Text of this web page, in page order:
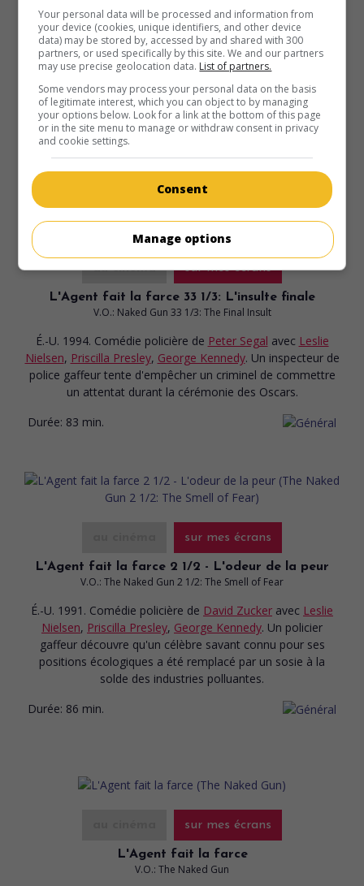
L'École, c'est secondaire
V.O.: High School High
É.-U. 1996. Comédie satiriquede Hart Bochner
Lovitz,Tia Carrere,Louise Fletcher. Habitué à
l'enseignement privé, un professeur débarque dans une
école publique fréquentée par toutes sortes de délinquants.
au cinéma sur mes écrans
L'Agent fait la farce 33 1/3: L'insulte finale
V.O.: Naked Gun 33 1/3: The Final Insult
É.-U. 1994. Comédie policière de Peter Segal avec Leslie
Nielsen, Priscilla Presley, George Kennedy. Un inspecteur de
police gaffeur tente d'empêcher un criminel de commettre
un attentat durant la cérémonie des Oscars.
Durée: 83 min.
sur mes écrans
L'Agent fait la farce 2 1/2 - L'odeur de la peur
V.O.: The Naked Gun 2 1/2: The Smell of Fear
É.-U. 1991. Comédie policière de David Zucker avec Leslie
Nielsen, Priscilla Presley, George Kennedy. Un policier
gaffeur découvre qu'un célèbre savant connu pour ses
positions écologiques a été remplacé par un sosie à la
solde des industries polluantes.
Durée: 86 min.
sur mes écrans
L'Agent fait la farce
V.O.: The Naked Gun
Your personal data will be processed and information from
your device (cookies, unique identifiers, and other device
data) may be stored by, accessed by and shared with 300
partners, or used specifically by this site. We and our partners
may use precise geolocation data. List of partners.
Some vendors may process your personal data on the basis
of legitimate interest, which you can object to by managing
your options below. Look for a link at the bottom of this page
or in the site menu to manage or withdraw consent in privacy
and cookie settings.
Consent
Manage options